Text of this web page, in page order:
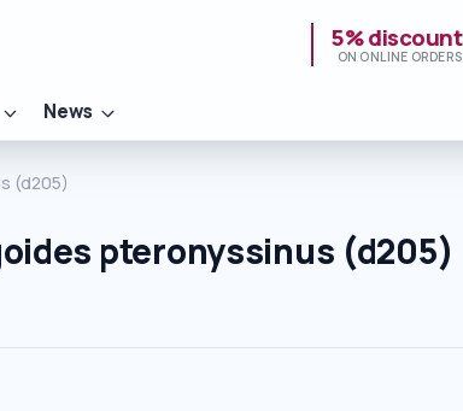
5% discount
ON ONLINE ORDERS
News
(d205)
pteronyssinus (d205)